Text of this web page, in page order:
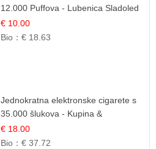
12.000 Puffova - Lubenica Sladoled
| Ljetna Desertna Aroma
€ 10.00
Bio：€ 18.63
Jednokratna elektronske cigarete s
35.000 šlukova - Kupina &
Borovnica | Intenzivna Mješavina
Šumskog Voća
€ 18.00
Bio：€ 37.72